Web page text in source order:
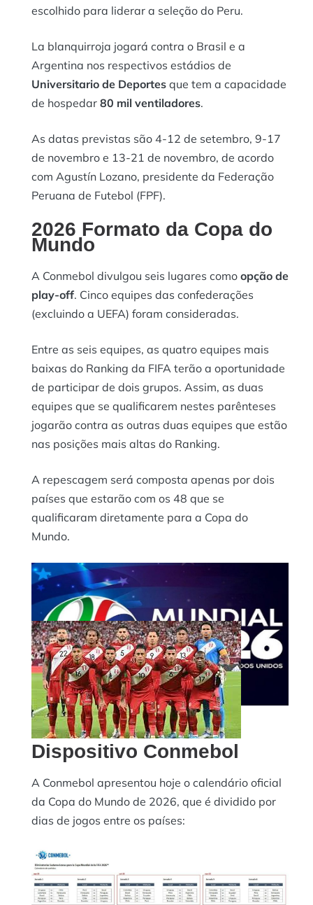
escolhido para liderar a seleção do Peru.
La blanquirroja jogará contra o Brasil e a
Argentina nos respectivos estádios de
Universitario de Deportes que tem a capacidade
de hospedar 80 mil ventiladores.
As datas previstas são 4-12 de setembro, 9-17
de novembro e 13-21 de novembro, de acordo
com Agustín Lozano, presidente da Federação
Peruana de Futebol (FPF).
2026 Formato da Copa do
Mundo
A Conmebol divulgou seis lugares como opção de
play-off. Cinco equipes das confederações
(excluindo a UEFA) foram consideradas.
Entre as seis equipes, as quatro equipes mais
baixas do Ranking da FIFA terão a oportunidade
de participar de dois grupos. Assim, as duas
equipes que se qualificarem nestes parênteses
jogarão contra as outras duas equipes que estão
nas posições mais altas do Ranking.
A repescagem será composta apenas por dois
países que estarão com os 48 que se
qualificaram diretamente para a Copa do
Mundo.
Foto: VTV
Dispositivo Conmebol
A Conmebol apresentou hoje o calendário oficial
da Copa do Mundo de 2026, que é dividido por
dias de jogos entre os países: